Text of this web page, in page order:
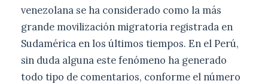
venezolana se ha considerado como la más
grande movilización migratoria registrada en
Sudamérica en los últimos tiempos. En el Perú,
sin duda alguna este fenómeno ha generado
todo tipo de comentarios, conforme el número